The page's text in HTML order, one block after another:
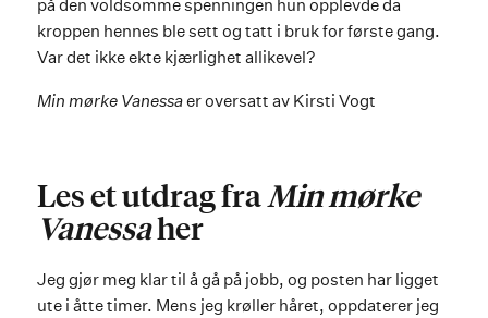
på den voldsomme spenningen hun opplevde da
kroppen hennes ble sett og tatt i bruk for første gang.
Var det ikke ekte kjærlighet allikevel?
Min mørke Vanessaer oversatt av Kirsti Vogt
Les et utdrag fraMin mørke
Vanessaher
Jeg gjør meg klar til å gå på jobb, og posten har ligget
ute i åtte timer. Mens jeg krøller håret, oppdaterer jeg